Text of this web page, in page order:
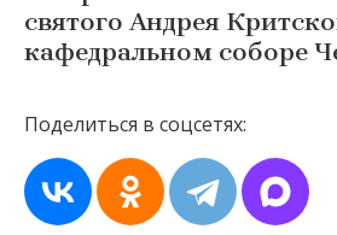
святого Андрея
кафедральном соборе
Поделиться в соцсетях: